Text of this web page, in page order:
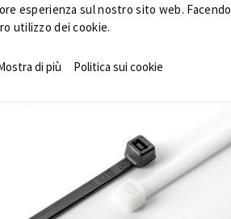
esperienza sul nostro sito web. Facendo
utilizzo dei cookie.
di più Politica sui cookie